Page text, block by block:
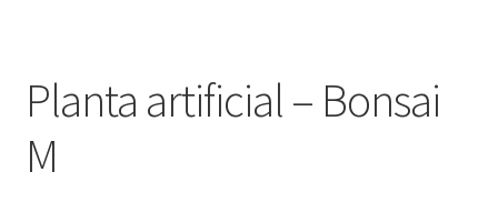
Planta artificial – Bonsai
M